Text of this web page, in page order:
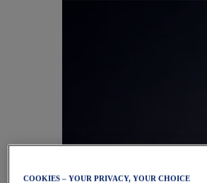
COOKIES – YOUR PRIVACY, YOUR CHOICE